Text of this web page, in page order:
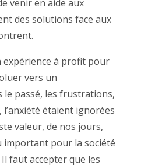
venir en aide aux
des solutions face aux
expérience à profit pour
vers un
le passé, les frustrations,
l’anxiété étaient ignorées
valeur, de nos jours,
important pour la société
faut accepter que les